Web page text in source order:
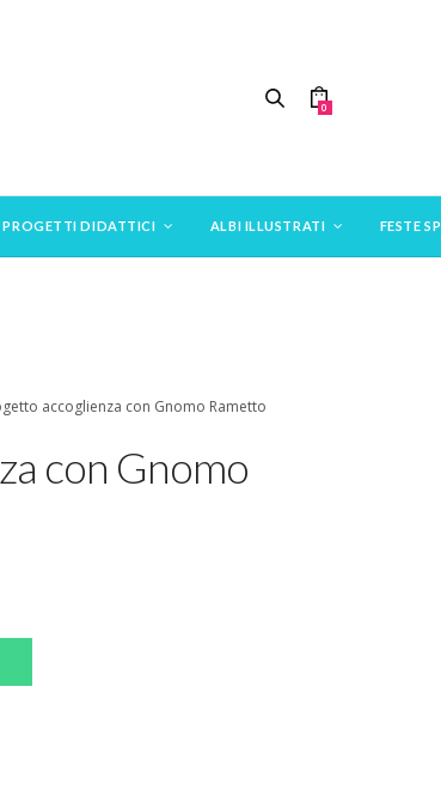
0
PROGETTI DIDATTICI ALBI ILLUSTRATI FESTE
accoglienza con Gnomo Rametto
con Gnomo